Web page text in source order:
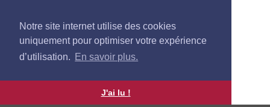
Notre site internet utilise des cookies
uniquement pour optimiser votre expérience
d’utilisation. En savoir plus.
J'ai lu !